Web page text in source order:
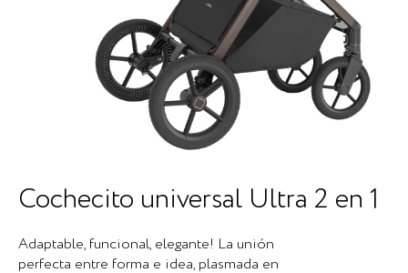
Cochecito universal Ultra 2 en 1
Adaptable, funcional, elegante! La unión
perfecta entre forma e idea, plasmada en